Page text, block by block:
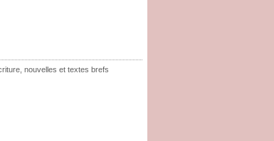
nouvelles et textes brefs